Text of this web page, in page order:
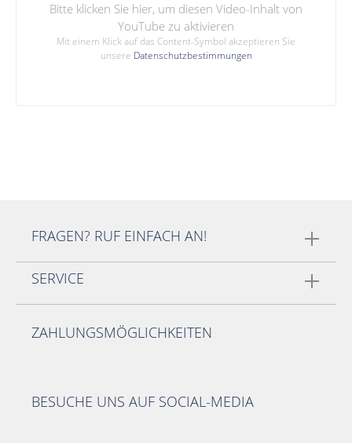
Bitte klicken Sie hier, um diesen Video-Inhalt von
YouTube zu aktivieren
Mit einem Klick auf das Content-Symbol akzeptieren Sie
unsere Datenschutzbestimmungen
FRAGEN? RUF EINFACH AN!
SERVICE
ZAHLUNGSMÖGLICHKEITEN
BESUCHE UNS AUF SOCIAL-MEDIA